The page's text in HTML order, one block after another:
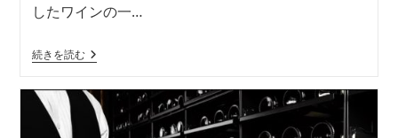
したワインの一…
続きを読む